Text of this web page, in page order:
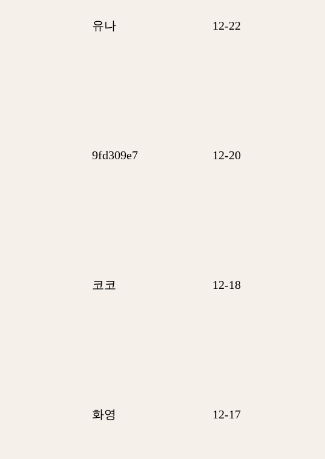
유나 12-22
9fd309e7 12-20
코코 12-18
화영 12-17